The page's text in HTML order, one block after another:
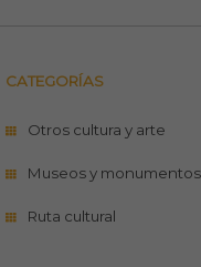
CATEGORÍAS
Otros cultura y arte
Museos y monumentos
Ruta cultural